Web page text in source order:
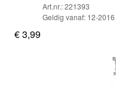
Art.nr.: 221393
Geldig vanaf: 12-2016
€ 3,99